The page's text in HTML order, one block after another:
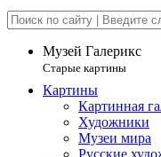
Музей Галерикс
Старые картины
Картины
Картинная
Художники
Музеи мира
Русские